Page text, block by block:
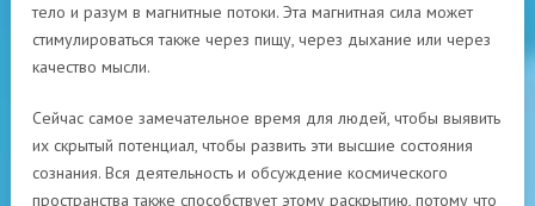
тело и разум в магнитные потоки. Эта магнитная сила может
стимулироваться также через пищу, через дыхание или через
качество мысли.
Сейчас самое замечательное время для людей, чтобы выявить
их скрытый потенциал, чтобы развить эти высшие состояния
сознания. Вся деятельность и обсуждение космического
пространства также способствует этому раскрытию, потому что